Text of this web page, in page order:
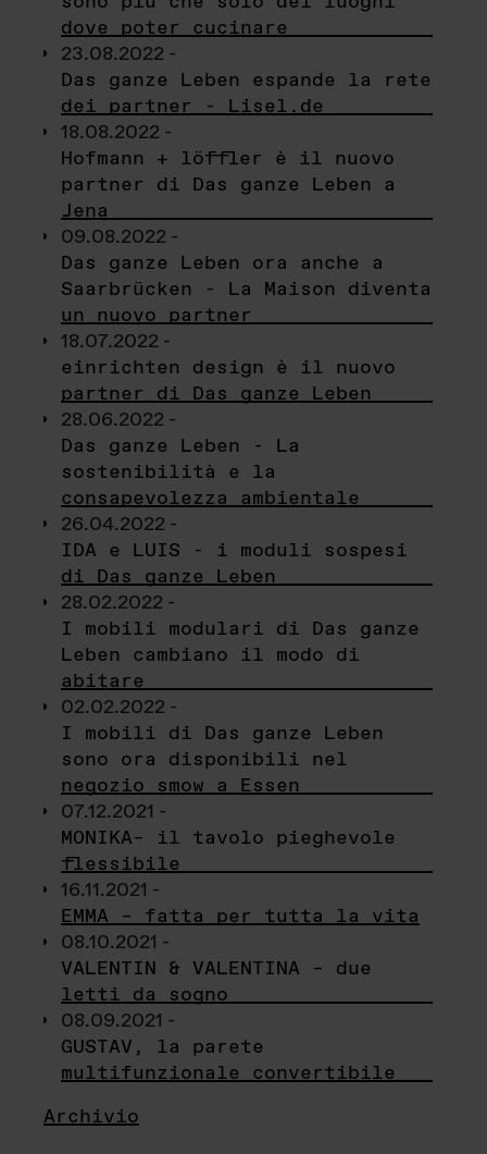
dove poter cucinare
23.08.2022 -
Das ganze Leben espande la rete
dei partner - Lisel.de
18.08.2022 -
Hofmann + löffler è il nuovo
partner di Das ganze Leben a
Jena
09.08.2022 -
Das ganze Leben ora anche a
Saarbrücken - La Maison diventa
un nuovo partner
18.07.2022 -
einrichten design è il nuovo
partner di Das ganze Leben
28.06.2022 -
Das ganze Leben - La
sostenibilità e la
consapevolezza ambientale
26.04.2022 -
IDA e LUIS - i moduli sospesi
di Das ganze Leben
28.02.2022 -
I mobili modulari di Das ganze
Leben cambiano il modo di
abitare
02.02.2022 -
I mobili di Das ganze Leben
sono ora disponibili nel
negozio smow a Essen
07.12.2021 -
MONIKA– il tavolo pieghevole
flessibile
16.11.2021 -
EMMA – fatta per tutta la vita
08.10.2021 -
VALENTIN & VALENTINA – due
letti da sogno
08.09.2021 -
GUSTAV, la parete
multifunzionale convertibile
Archivio